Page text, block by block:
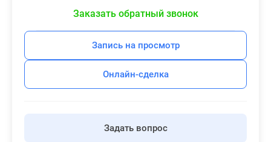
Заказать обратный звонок
Запись на просмотр
Онлайн-сделка
Задать вопрос